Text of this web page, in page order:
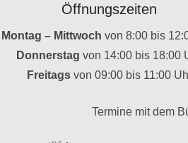
Öffnungszeiten
Montag – Mittwoch von 8:00 bis
Donnerstagvon 14:00 bis 18:00
Freitags von 09:00 bis 11:00
Termine mit dem